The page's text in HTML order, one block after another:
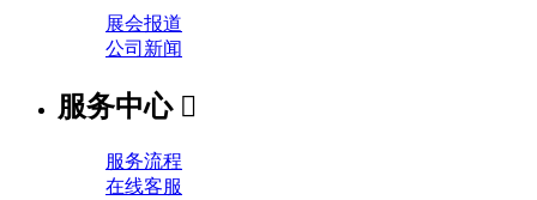
展会报道
公司新闻
服务中心 
服务流程
在线客服